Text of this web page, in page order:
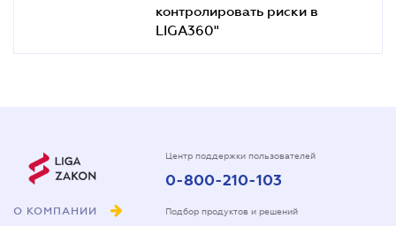
контролировать риски в
LIGA360"
О КОМПАНИИ
Центр поддержки пользователей
0-800-210-103
Подбор продуктов и решений